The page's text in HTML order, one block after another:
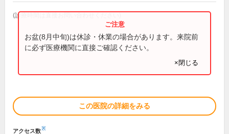
(診療時間は直接お問い合わせください)
お盆(8月中旬)は休診・休業の場合があります。来院前
に必ず医療機関に直接ご確認ください。
×閉じる
この医院の詳細をみる
アクセス数※